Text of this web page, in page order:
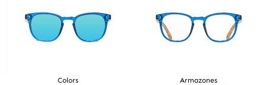
Colors Armazones